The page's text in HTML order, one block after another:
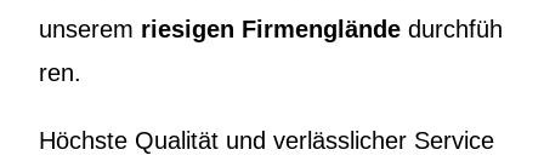
unserem riesigen Firmenglände durchfüh
ren.
Höchste Qualität und verlässlicher Service